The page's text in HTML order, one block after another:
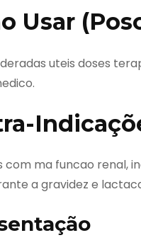
Usar
uteis doses
com ma funcao renal,
a gravidez e